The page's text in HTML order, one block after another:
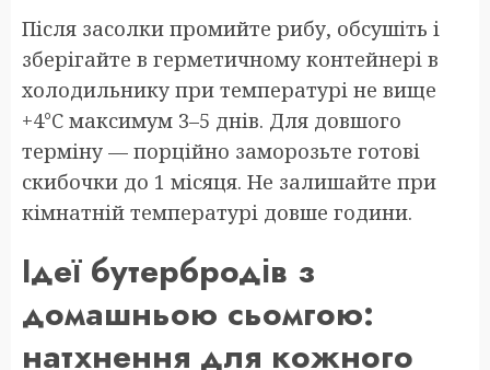
Після засолки промийте рибу, обсушіть і
зберігайте в герметичному контейнері в
холодильнику при температурі не вище
+4°C максимум 3–5 днів. Для довшого
терміну — порційно заморозьте готові
скибочки до 1 місяця. Не залишайте при
кімнатній температурі довше години.
Ідеї бутербродів з
домашньою сьомгою:
натхнення для кожного